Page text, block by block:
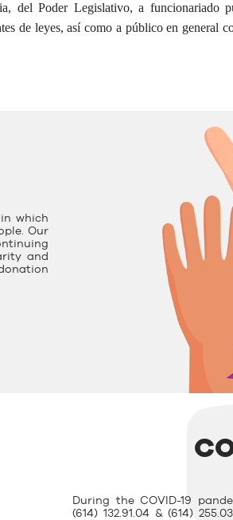
del Poder Legislativo, a funcionariado
de leyes, así como a público en general
which
Our
and
During the COVID-19
(614) 132.91.04 & (614)